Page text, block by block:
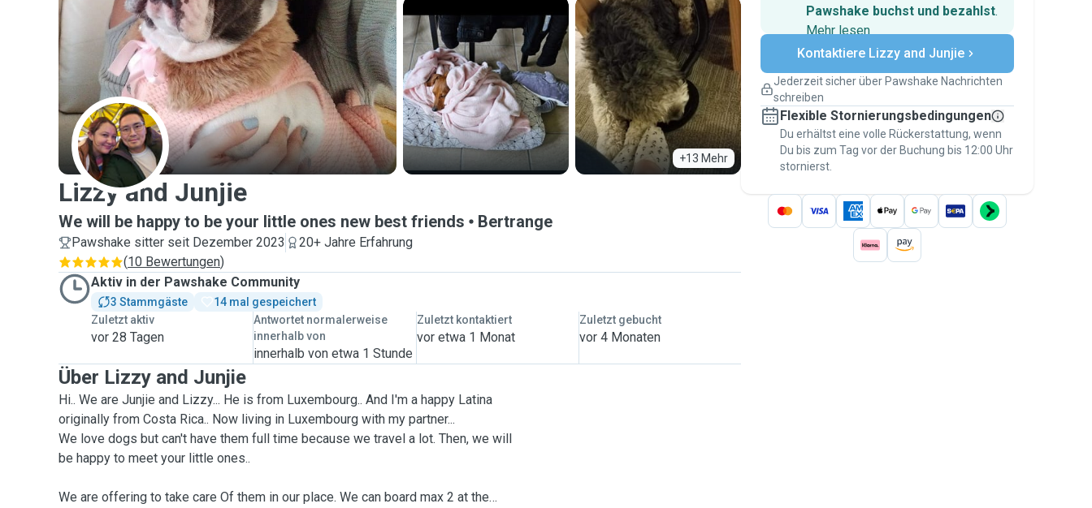
+13 Mehr
L
Lizzy and Junjie
We will be happy to be your little ones new best friends Bertrange
Pawshake sitter seit Dezember 2023
20+ Jahre Erfahrung
(10 Bewertungen)
Aktiv in der Pawshake Community
3 Stammgäste
14 mal gespeichert
Zuletzt aktiv
vor 28 Tagen
Antwortet normalerweise
innerhalb von
innerhalb von etwa 1 Stunde
Zuletzt kontaktiert
vor etwa 1 Monat
Zuletzt gebucht
vor 4 Monaten
Über Lizzy and Junjie
Hi.. We are Junjie and Lizzy... He is from Luxembourg.. And I'm a happy Latina
originally from Costa Rica.. Now living in Luxembourg with my partner...
We love dogs but can't have them full time because we travel a lot. Then, we will
be happy to meet your little ones..
We are offering to take care Of them in our place. We can board max 2 at the
Pawshake buchst und bezahlst.
Mehr lesenSichere Zahlungen
Unterstützung, falls sich Deine
Versicherte Buchungen
Erledige alles über Pawshake – von der
ersten Nachricht bis zur Bezahlung –, um
über die Pawshake-Garantieabgesichert zu
sein
Kontaktiere Lizzy and Junjie
Jederzeit sicher über Pawshake Nachrichten
schreiben
Flexible Stornierungsbedingungen
Du erhältst eine volle Rückerstattung, wenn
Du bis zum Tag vor der Buchung bis 12:00 Uhr
stornierst.